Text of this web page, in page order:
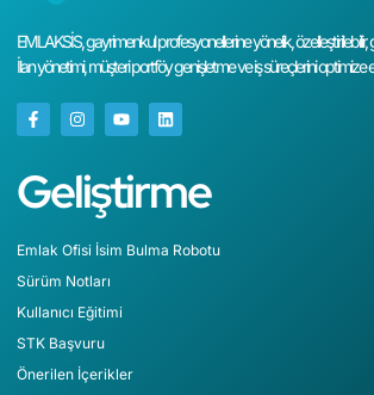
EMLAKSİS, gayrimenkul profesyonellerine yönelik, özelleştirilebilir,
İlan yönetimi, müşteri portföy genişletme ve iş süreçlerini optimize
Geliştirme
Emlak Ofisi İsim Bulma Robotu
Sürüm Notları
Kullanıcı Eğitimi
STK Başvuru
Önerilen İçerikler